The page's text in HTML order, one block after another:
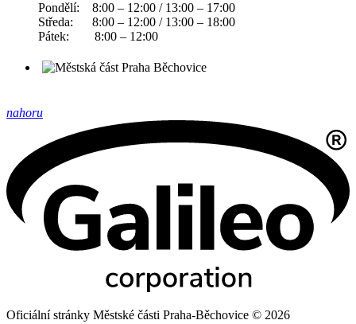
Pondělí: 8:00 – 12:00 / 13:00 – 17:00
Středa: 8:00 – 12:00 / 13:00 – 18:00
Pátek: 8:00 – 12:00
nahoru
Oficiální stránky Městské části Praha-Běchovice © 2026